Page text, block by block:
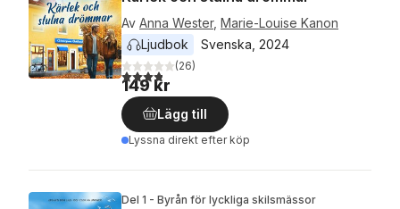
Av Anna Wester, Marie-Louise Kanon
Ljudbok
Svenska 2024
3,8utav 5 stjärnor. Totalt antal röster:
(26)
149 kr
Lägg till
Lyssna direkt efter köp
Del 1 - Byrån för lyckliga skilsmässor